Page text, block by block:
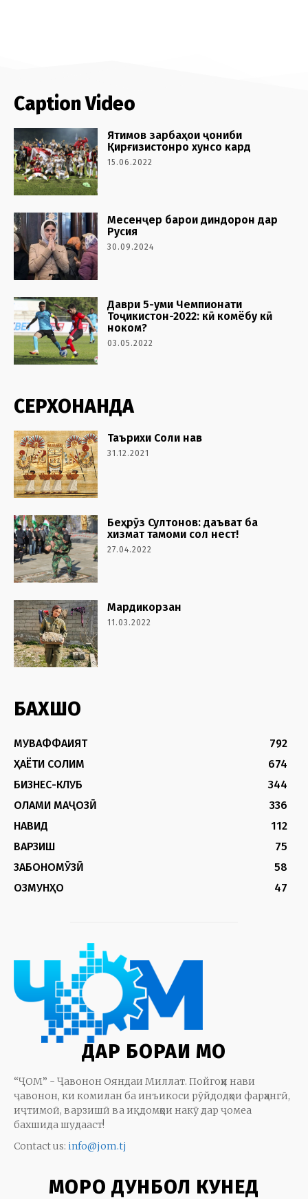
Caption Video
Ятимов зарбаҳои ҷониби
Қирғизистонро хунсо кард
15.06.2022
Месенҷер барои диндорон дар
Русия
30.09.2024
Даври 5-уми Чемпионати
Тоҷикистон-2022: кӣ комёбу кӣ
ноком?
03.05.2022
СЕРХОНАНДА
Таърихи Соли нав
31.12.2021
Беҳрӯз Султонов: даъват ба
хизмат тамоми сол нест!
27.04.2022
Мардикорзан
11.03.2022
БАХШҲО
МУВАФФАҚИЯТ
792
ҲАЁТИ СОЛИМ
674
БИЗНЕС-КЛУБ
344
ОЛАМИ МАҶОЗӢ
336
НАВИД
112
ВАРЗИШ
75
ЗАБОНОМӮЗӢ
58
ОЗМУНҲО
47
ДАР БОРАИ МО
“ҶОМ” - Ҷавонон Ояндаи Миллат. Пойгоҳи нави
ҷавонон, ки комилан ба инъикоси рӯйдодҳои фарҳангӣ,
иҷтимоӣ, варзишӣ ва иқдомҳои накӯ дар ҷомеа
бахшида шудааст!
Contact us: info@jom.tj
МОРО ДУНБОЛ КУНЕД